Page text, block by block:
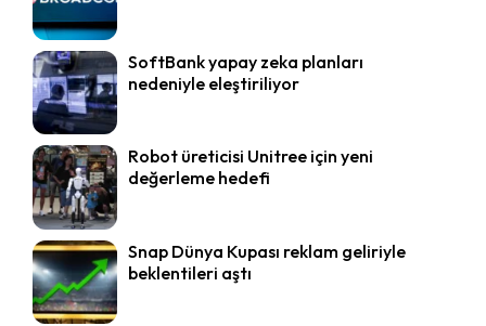
SoftBank yapay zeka planları
nedeniyle eleştiriliyor
Robot üreticisi Unitree için yeni
değerleme hedefi
Snap Dünya Kupası reklam geliriyle
beklentileri aştı